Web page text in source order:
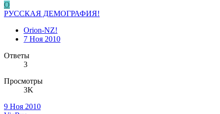
O
РУССКАЯ ДЕМОГРАФИЯ!
Orion-NZ!
7 Ноя 2010
Ответы
3
Просмотры
3K
9 Ноя 2010